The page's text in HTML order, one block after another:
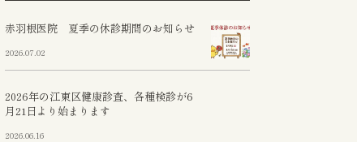
けていただけます。検査中
赤羽根医院 夏季の休診期間のお知らせ
2026.07.02
2026年の江東区健康診査、各種検診が6
月21日より始まります
2026.06.16